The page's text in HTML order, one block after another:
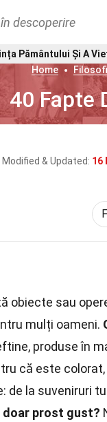
descoperire
Pământului Și A
Home
40 Fapte
Modified & Updated: 16
obiecte sau
mulți oameni.
produse în
că este
de la suveniruri
prost gust?